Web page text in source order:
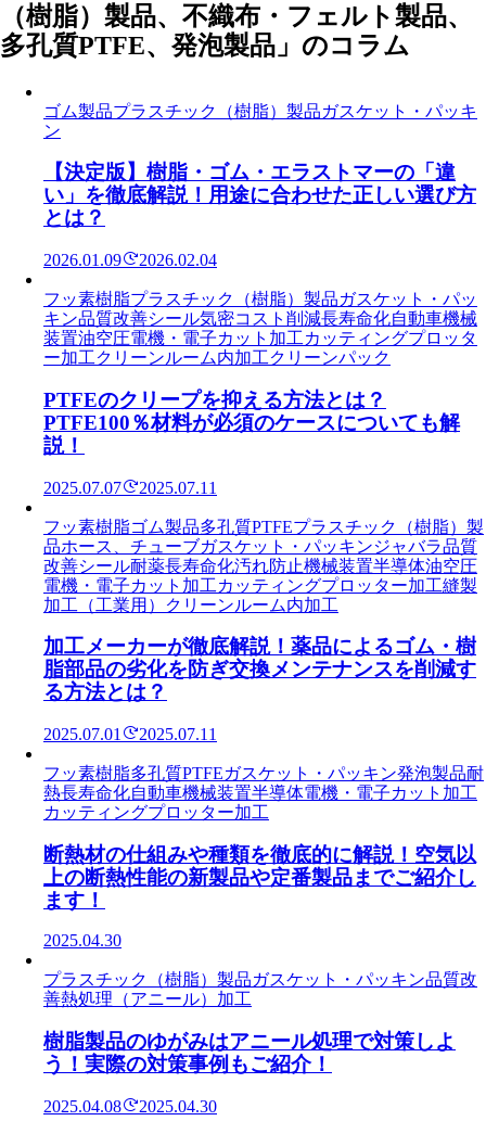
（樹脂）製品、不織布・フェルト製品、
多孔質PTFE、発泡製品」のコラム
ゴム製品プラスチック（樹脂）製品ガスケット・パッキ
ン
【決定版】樹脂・ゴム・エラストマーの「違
い」を徹底解説！用途に合わせた正しい選び方
とは？
2026.01.09 2026.02.04
フッ素樹脂プラスチック（樹脂）製品ガスケット・パッ
キン品質改善シール気密コスト削減長寿命化自動車機械
装置油空圧電機・電子カット加工カッティングプロッタ
ー加工クリーンルーム内加工クリーンパック
PTFEのクリープを抑える方法とは？
PTFE100％材料が必須のケースについても解
説！
2025.07.07 2025.07.11
フッ素樹脂ゴム製品多孔質PTFEプラスチック（樹脂）製
品ホース、チューブガスケット・パッキンジャバラ品質
改善シール耐薬長寿命化汚れ防止機械装置半導体油空圧
電機・電子カット加工カッティングプロッター加工縫製
加工（工業用）
クリーンルーム内加工
加工メーカーが徹底解説！薬品によるゴム・樹
脂部品の劣化を防ぎ交換メンテナンスを削減す
る方法とは？
2025.07.01 2025.07.11
フッ素樹脂多孔質PTFEガスケット・パッキン発泡製品耐
熱長寿命化自動車機械装置半導体電機・電子カット加工
カッティングプロッター加工
断熱材の仕組みや種類を徹底的に解説！空気以
上の断熱性能の新製品や定番製品までご紹介し
ます！
2025.04.30
プラスチック（樹脂）製品ガスケット・パッキン品質改
善熱処理（アニール）加工
樹脂製品のゆがみはアニール処理で対策しよ
う！実際の対策事例もご紹介！
2025.04.08 2025.04.30